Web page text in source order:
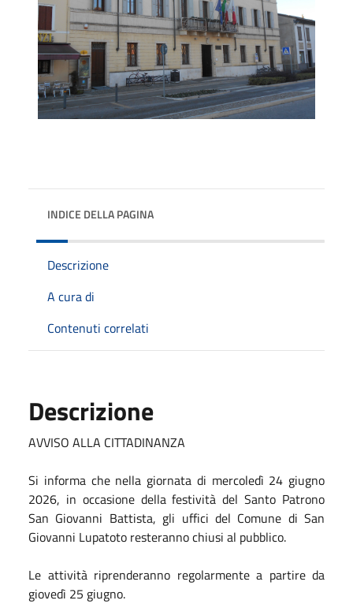
INDICE DELLA PAGINA
Descrizione
A cura di
Contenuti correlati
Descrizione
AVVISO ALLA CITTADINANZA
Si informa che nella giornata di mercoledì 24 giugno
2026, in occasione della festività del Santo Patrono
San Giovanni Battista, gli uffici del Comune di San
Giovanni Lupatoto resteranno chiusi al pubblico.
Le attività riprenderanno regolarmente a partire da
giovedì 25 giugno.